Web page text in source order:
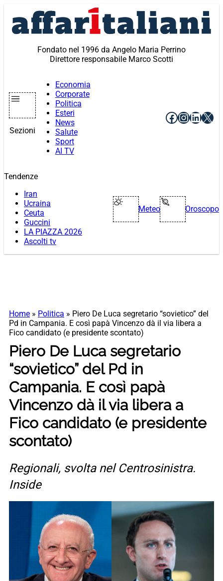
contenuto
Fondato nel 1996 da Angelo Maria Perrino
Direttore responsabile Marco Scotti
Sezioni
Economia
Corporate
Politica
Esteri
News
Salute
Sport
AI TV
Facebook
X
Tendenze
Iran
Ucraina
Ceuta
Guccini
LA PIAZZA 2026
Ascolti tv
Meteo Oroscopo
Home » Politica » Piero De Luca segretario “sovietico” del
Pd in Campania. E così papà Vincenzo dà il via libera a
Fico candidato (e presidente scontato)
Piero De Luca segretario
“sovietico” del Pd in
Campania. E così papà
Vincenzo dà il via libera a
Fico candidato (e presidente
scontato)
Regionali, svolta nel Centrosinistra.
Inside